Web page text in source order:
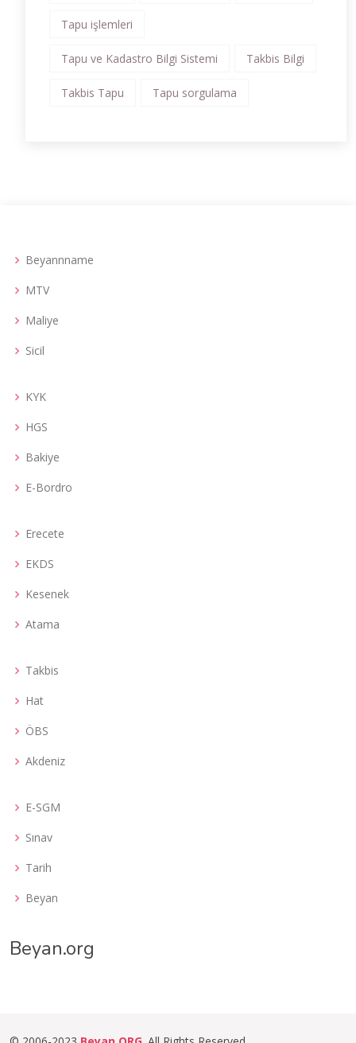
Tapu işlemleri
Tapu ve Kadastro Bilgi Sistemi Takbis Bilgi
Takbis Tapu Tapu sorgulama
Beyannname
MTV
Maliye
Sicil
KYK
HGS
Bakiye
E-Bordro
Erecete
EKDS
Kesenek
Atama
Takbis
Hat
ÖBS
Akdeniz
E-SGM
Sınav
Tarih
Beyan
Beyan.org